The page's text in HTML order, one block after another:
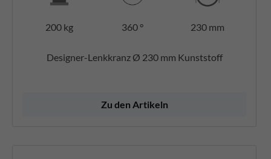
200 kg 360 ° 230 mm
Designer-Lenkkranz Ø 230 mm Kunststoff
Zu den Artikeln